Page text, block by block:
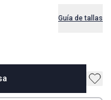
Guía de tallas